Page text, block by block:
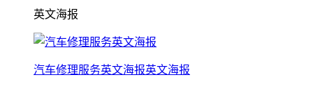
英文海报
汽车修理服务英文海报英文海报